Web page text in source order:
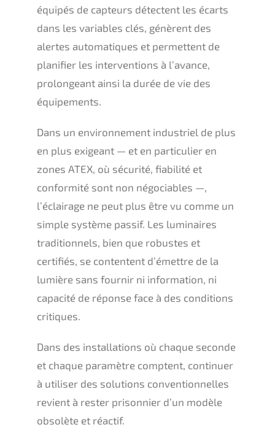
équipés de capteurs détectent les écarts
dans les variables clés, génèrent des
alertes automatiques et permettent de
planifier les interventions à l’avance,
prolongeant ainsi la durée de vie des
équipements.
Dans un environnement industriel de plus
en plus exigeant — et en particulier en
zones ATEX, où sécurité, fiabilité et
conformité sont non négociables —,
l’éclairage ne peut plus être vu comme un
simple système passif. Les luminaires
traditionnels, bien que robustes et
certifiés, se contentent d’émettre de la
lumière sans fournir ni information, ni
capacité de réponse face à des conditions
critiques.
Dans des installations où chaque seconde
et chaque paramètre comptent, continuer
à utiliser des solutions conventionnelles
revient à rester prisonnier d’un modèle
obsolète et réactif.